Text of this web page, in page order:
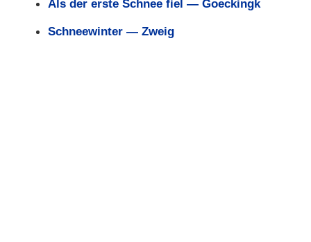
Als der erste Schnee fiel — Goeckingk
Schneewinter — Zweig